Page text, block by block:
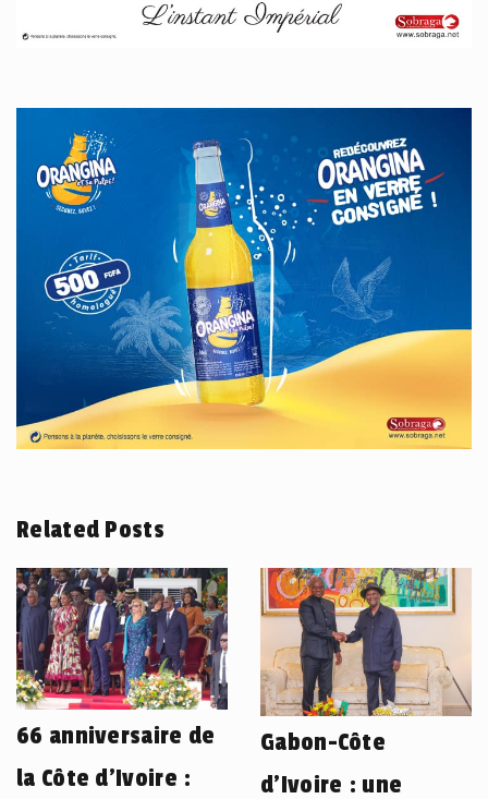
Related Posts
66 anniversaire de
la Côte d’Ivoire :
Gabon-Côte
d’Ivoire : une